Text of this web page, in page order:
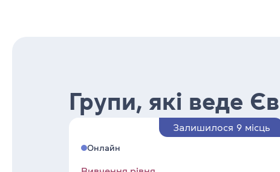
Групи, які веде
Залишилося 9 місць
Онлайн